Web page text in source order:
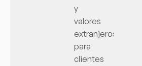
y
valores
extranjeros
para
clientes